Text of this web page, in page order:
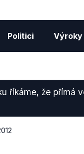
Politici Výroky
říkáme, že přímá